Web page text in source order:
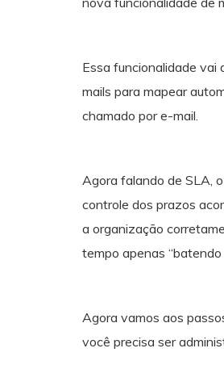
Essa funcionalidade vai
mails para mapear
chamado por e-mail.
Agora falando de SLA,
controle dos prazos
a organização
tempo apenas
Agora vamos aos
você precisa ser